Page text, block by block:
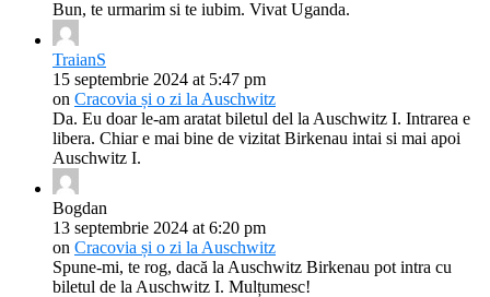
Bun, te urmarim si te iubim. Vivat Uganda.
TraianS
15 septembrie 2024 at 5:47 pm
on Cracovia și o zi la Auschwitz
Da. Eu doar le-am aratat biletul del la Auschwitz I. Intrarea e
libera. Chiar e mai bine de vizitat Birkenau intai si mai apoi
Auschwitz I.
Bogdan
13 septembrie 2024 at 6:20 pm
on Cracovia și o zi la Auschwitz
Spune-mi, te rog, dacă la Auschwitz Birkenau pot intra cu
biletul de la Auschwitz I. Mulțumesc!